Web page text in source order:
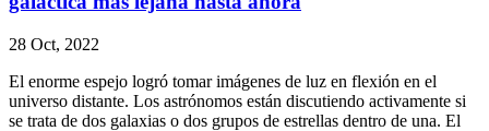
28 Oct, 2022
El enorme espejo logró tomar imágenes de luz en flexión en el
universo distante. Los astrónomos están discutiendo activamente si
se trata de dos galaxias o dos grupos de estrellas dentro de una. El